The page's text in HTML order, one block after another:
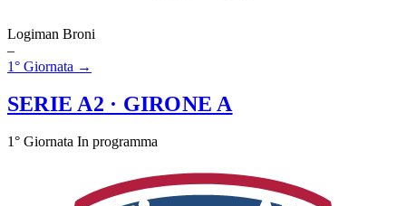
Logiman Broni
–
1° Giornata →
SERIE A2 · GIRONE A
1° Giornata In programma